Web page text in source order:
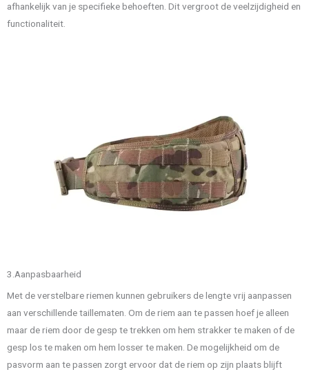
afhankelijk van je specifieke behoeften. Dit vergroot de veelzijdigheid en
functionaliteit.
3.Aanpasbaarheid
Met de verstelbare riemen kunnen gebruikers de lengte vrij aanpassen
aan verschillende taillematen. Om de riem aan te passen hoef je alleen
maar de riem door de gesp te trekken om hem strakker te maken of de
gesp los te maken om hem losser te maken. De mogelijkheid om de
pasvorm aan te passen zorgt ervoor dat de riem op zijn plaats blijft